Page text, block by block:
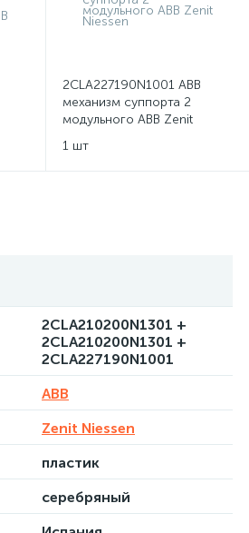
2CLA227190N1001 ABB
механизм суппорта 2
модульного ABB Zenit
1 шт
2CLA210200N1301 +
2CLA210200N1301 +
2CLA227190N1001
ABB
Zenit Niessen
пластик
серебряный